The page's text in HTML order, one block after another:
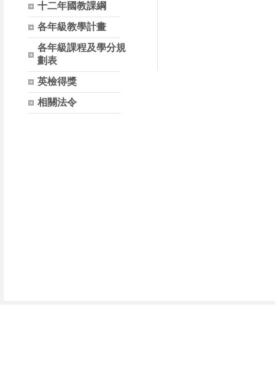
十二年國教課綱
各年級教學計畫
各年級課程及學分規
劃表
英檢得獎
相關法令